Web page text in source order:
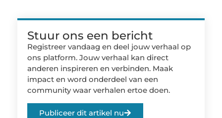
Stuur ons een bericht
Registreer vandaag en deel jouw verhaal op
ons platform. Jouw verhaal kan direct
anderen inspireren en verbinden. Maak
impact en word onderdeel van een
community waar verhalen ertoe doen.
Publiceer dit artikel nu